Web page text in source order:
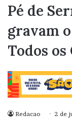
Pé de
gravam
Todos os
Redacao 2 de